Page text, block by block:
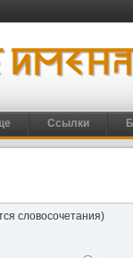
Ссылки
словосочетания)